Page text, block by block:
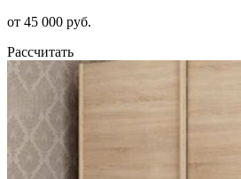
от 45 000 руб.
Рассчитать